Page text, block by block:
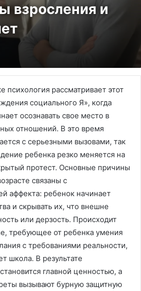
взросления и
психология рассматривает этот
социального Я», когда
осознавать свое место в
отношений. В это время
с серьезными вызовами, так
ребенка резко меняется на
протест. Основные причины
связаны с
аффекта: ребенок начинает
и скрывать их, что внешне
или дерзость. Происходит
требующее от ребенка умения
с требованиями реальности,
школа. В результате
главной ценностью, а
вызывают бурную защитную